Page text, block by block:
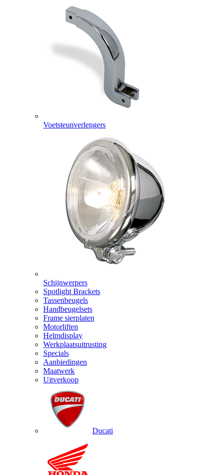
Voetsteunverlengers
Schijnwerpers
Spotlight Brackets
Tassenbeugels
Handbeugelsets
Frame sierplaten
Motorliften
Helmdisplay
Werkplaatsuitrusting
Specials
Aanbiedingen
Maatwerk
Uitverkoop
Ducati